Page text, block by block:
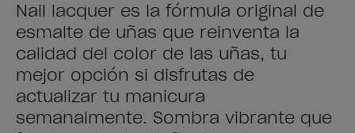
Nail lacquer es la fórmula original de
esmalte de uñas que reinventa la
calidad del color de las uñas, tu
mejor opción si disfrutas de
actualizar tu manicura
semanalmente. Sombra vibrante que